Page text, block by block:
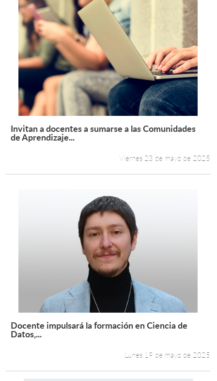
Leer más +
Invitan a docentes a sumarse a las Comunidades
de Aprendizaje...
Viernes 23 de mayo de 2025
Leer más +
Docente impulsará la formación en Ciencia de
Datos,...
Lunes 19 de mayo de 2025